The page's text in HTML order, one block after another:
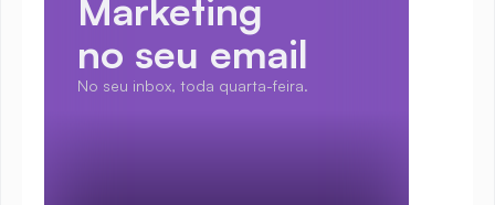
Marketing
no seu email
No seu inbox, toda quarta-feira.